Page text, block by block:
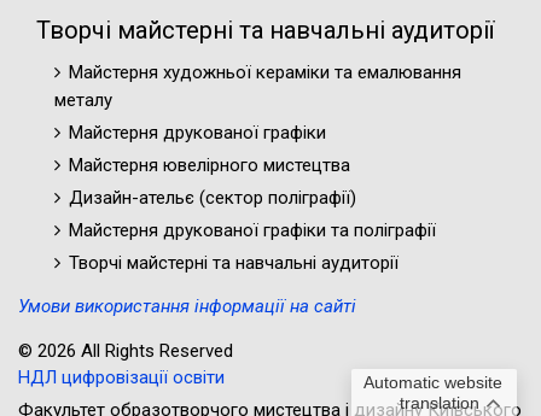
Automatic website
translation
Творчі майстерні та навчальні аудиторії
Майстерня художньої кераміки та емалювання
металу
Майстерня друкованої графіки
Майстерня ювелірного мистецтва
Дизайн-ательє (cектор поліграфії)
Майстерня друкованої графіки та поліграфії
Творчі майстерні та навчальні аудиторії
Умови використання інформації на сайті
© 2026 All Rights Reserved
НДЛ цифровізації освіти
Факультет образотворчого мистецтва і дизайну Київського